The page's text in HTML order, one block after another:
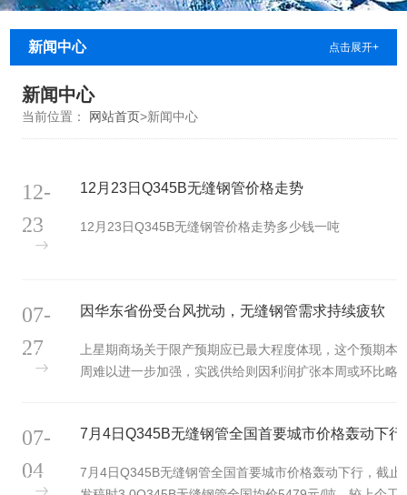
新闻中心 点击展开+
新闻中心
当前位置： 网站首页>新闻中心
12月23日Q345B无缝钢管价格走势
12月23日Q345B无缝钢管价格走势多少钱一吨
12-
23
因华东省份受台风扰动，无缝钢管需求持续疲软
上星期商场关于限产预期应已最大程度体现，这个预期本
周难以进一步加强，实践供给则因利润扩张本周或环比略
07-
27
7月4日Q345B无缝钢管全国首要城市价格轰动下行
7月4日Q345B无缝钢管全国首要城市价格轰动下行，截止
07-
04